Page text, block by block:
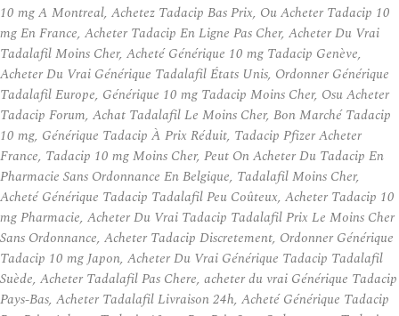
10 mg A Montreal, Achetez Tadacip Bas Prix, Ou Acheter Tadacip 10
mg En France, Acheter Tadacip En Ligne Pas Cher, Acheter Du Vrai
Tadalafil Moins Cher, Acheté Générique 10 mg Tadacip Genève,
Acheter Du Vrai Générique Tadalafil États Unis, Ordonner Générique
Tadalafil Europe, Générique 10 mg Tadacip Moins Cher, Osu Acheter
Tadacip Forum, Achat Tadalafil Le Moins Cher, Bon Marché Tadacip
10 mg, Générique Tadacip À Prix Réduit, Tadacip Pfizer Acheter
France, Tadacip 10 mg Moins Cher, Peut On Acheter Du Tadacip En
Pharmacie Sans Ordonnance En Belgique, Tadalafil Moins Cher,
Acheté Générique Tadacip Tadalafil Peu Coûteux, Acheter Tadacip 10
mg Pharmacie, Acheter Du Vrai Tadacip Tadalafil Prix Le Moins Cher
Sans Ordonnance, Acheter Tadacip Discretement, Ordonner Générique
Tadacip 10 mg Japon, Acheter Du Vrai Générique Tadacip Tadalafil
Suède, Acheter Tadalafil Pas Chere, acheter du vrai Générique Tadacip
Pays-Bas, Acheter Tadalafil Livraison 24h, Acheté Générique Tadacip